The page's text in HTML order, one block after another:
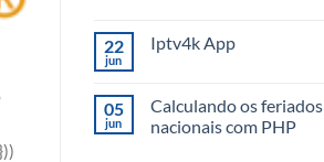
22
jun
Iptv4k App
05
jun
Calculando os feriados
nacionais com PHP